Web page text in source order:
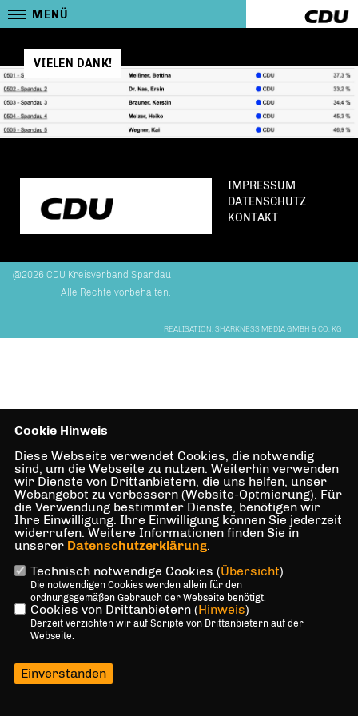
MENÜ
VIELEN DANK!
IMPRESSUM
DATENSCHUTZ
KONTAKT
@2026 CDU Kreisverband Spandau
Alle Rechte vorbehalten.
REALISATION: SHARKNESS MEDIA GMBH & CO. KG
Cookie Hinweis
Diese Webseite verwendet Cookies, die notwendig
sind, um die Webseite zu nutzen. Weiterhin verwenden
wir Dienste von Drittanbietern, die uns helfen, unser
Webangebot zu verbessern (Website-Optmierung). Für
die Verwendung bestimmter Dienste, benötigen wir
Ihre Einwilligung. Ihre Einwilligung können Sie jederzeit
widerrufen. Weitere Informationen finden Sie in
unserer Datenschutzerklärung.
Technisch notwendige Cookies (Übersicht)
Die notwendigen Cookies werden allein für den
ordnungsgemäßen Gebrauch der Webseite benötigt.
Cookies von Drittanbietern (Hinweis)
Derzeit verzichten wir auf Scripte von Drittanbietern auf der
Webseite.
Einverstanden